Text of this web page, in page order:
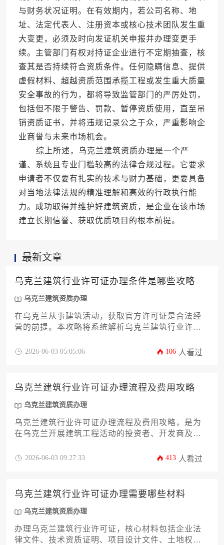
与财务状况证明。在有效期内，若公司名称、地
址、法定代表人、注册资本或核心技术团队发生重
大变更，必须及时向发证机关申报并办理变更手
续。主管部门有权对持证企业进行不定期抽查，核
查其是否持续符合资质条件。任何隐瞒信息、提供
虚假材料、超越资质范围承揽工程或发生重大质量
安全事故的行为，都将导致监管部门的严厉处罚，
包括但不限于警告、罚款、暂停资质使用，直至吊
销资质证书，并将违规记录公之于众，严重影响企
业商誉与未来市场机会。
综上所述，乌克兰建筑资质办理是一个严
谨、系统且专业门槛较高的法律合规过程。它要求
申请者不仅要有扎实的技术与财力基础，更要具备
对当地法律法规的精准理解和高效的行政执行能
力。成功取得并维护好建筑资质，是企业在该市场
建立长期信誉、获取优质项目的根本前提。
最新文章
乌克兰建筑行业许可证办理条件是哪些攻略
乌克兰建筑资质办理
在乌克兰从事建筑活动，获取官方许可证是合法经
营的前提。本攻略将系统解析乌克兰建筑行业许可
单到具体审批流程与合规要点的完整路径，为相关
2026-06-03 05:05:06 106 人看过
乌克兰建筑行业许可证办理流程及费用攻略
乌克兰建筑资质办理
乌克兰建筑行业许可证办理流程及费用攻略，是为
在乌克兰开展建筑工程活动的投资者、开发商及承
备、政府申请、评审验收到年度维护的全链条操作
2026-06-03 09:27:33 413 人看过
乌克兰建筑行业许可证办理需要哪些材料
乌克兰建筑资质办理
办理乌克兰建筑行业许可证，核心材料包括企业法
律文件、技术资质证明、项目设计文件、土地权属